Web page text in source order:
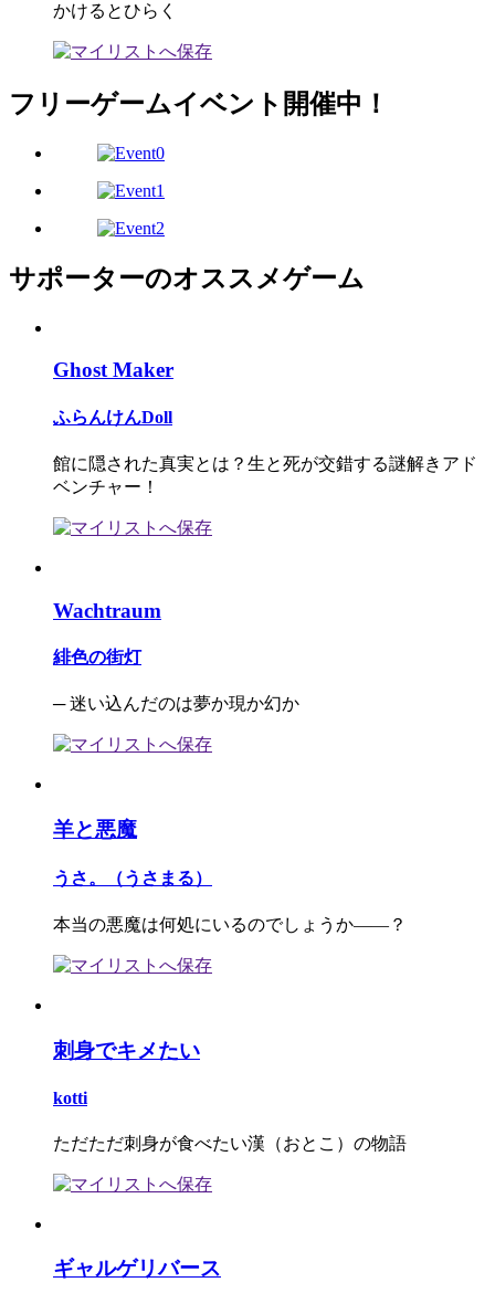
かけるとひらく
フリーゲームイベント開催中！
サポーターのオススメゲーム
Ghost Maker
ふらんけんDoll
館に隠された真実とは？生と死が交錯する謎解きアド
ベンチャー！
Wachtraum
緋色の街灯
─ 迷い込んだのは夢か現か幻か
羊と悪魔
うさ。（うさまる）
本当の悪魔は何処にいるのでしょうか――？
刺身でキメたい
kotti
ただただ刺身が食べたい漢（おとこ）の物語
ギャルゲリバース